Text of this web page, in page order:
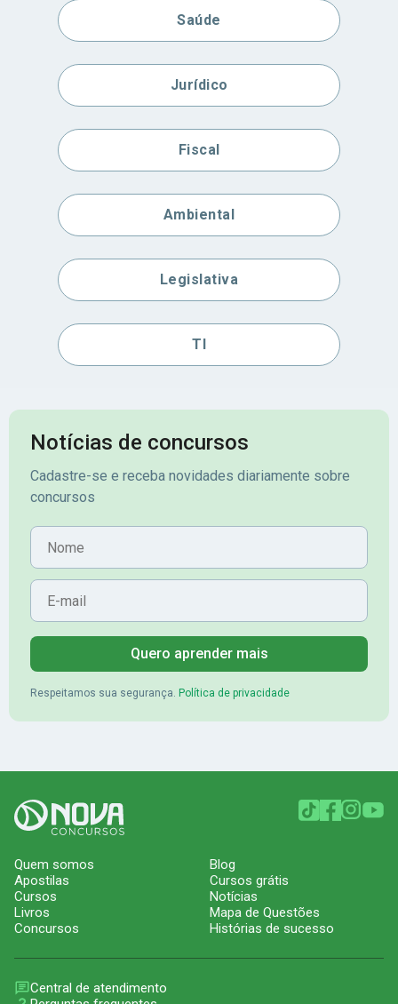
Saúde
Jurídico
Fiscal
Ambiental
Legislativa
TI
Notícias de concursos
Cadastre-se e receba novidades diariamente sobre
concursos
Nome
E-mail
Quero aprender mais
Respeitamos sua segurança. Política de privacidade
Quem somos
Apostilas
Cursos
Livros
Concursos
Blog
Cursos grátis
Notícias
Mapa de Questões
Histórias de sucesso
Central de atendimento